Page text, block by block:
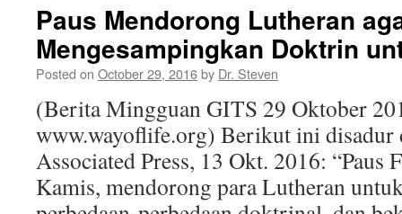
Paus Mendorong Lutheran
Mengesampingkan Doktrin
Posted on October 29, 2016by Dr. Steven
(Berita Mingguan GITS 29 Oktober
www.wayoflife.org) Berikut ini disadur
Associated Press, 13 Okt. 2016: “Paus
Kamis, mendorong para Lutheran